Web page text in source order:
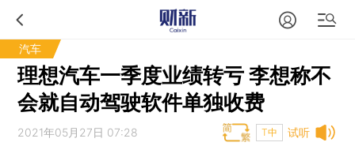
汽车
理想汽车一季度业绩转亏 李想称不
会就自动驾驶软件单独收费
试听
2021年05月27日 07:28 T中